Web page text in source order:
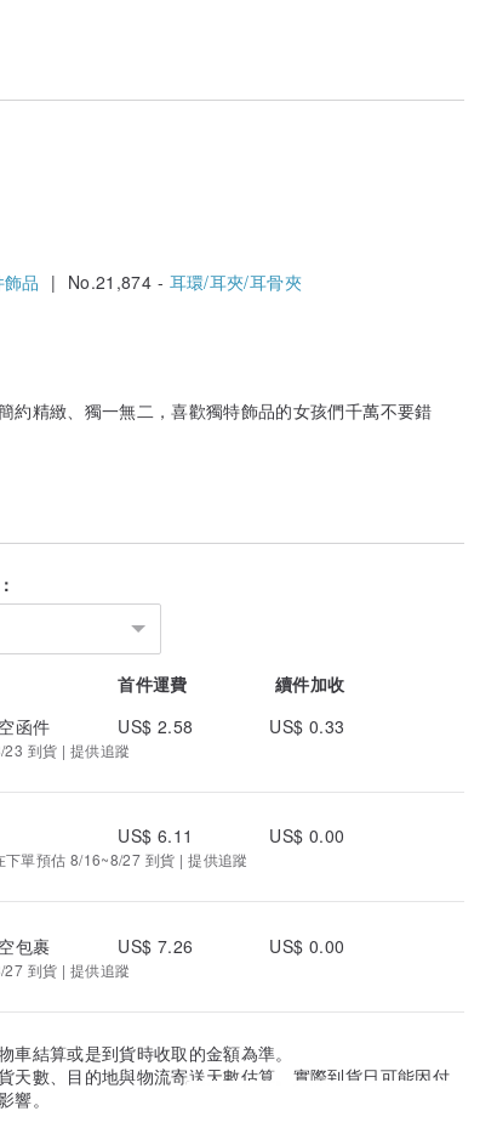
品 | No.21,874 - 耳環/耳夾/耳骨夾
約精緻、獨一無二，喜歡獨特飾品的女孩們千萬不要錯
首件運費
續件加收
函件
US$ 2.58 US$ 0.33
到貨 | 提供追蹤
US$ 6.11 US$ 0.00
單預估 8/16~8/27 到貨 | 提供追蹤
包裹 US$ 7.26 US$ 0.00
到貨 | 提供追蹤
車結算或是到貨時收取的金額為準。
天數、目的地與物流寄送天數估算。實際到貨日可能因付
響。